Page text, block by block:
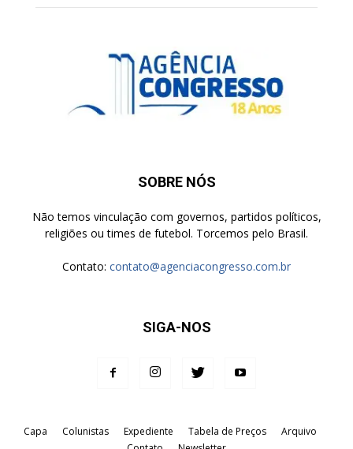
SOBRE NÓS
Não temos vinculação com governos, partidos políticos,
religiões ou times de futebol. Torcemos pelo Brasil.
Contato: contato@agenciacongresso.com.br
SIGA-NOS
Capa Colunistas Expediente Tabela de Preços
Arquivo